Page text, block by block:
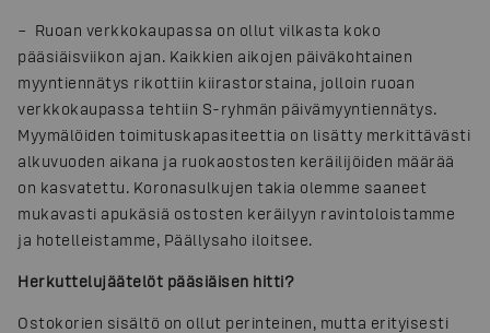
– Ruoan verkkokaupassa on ollut vilkasta koko
pääsiäisviikon ajan. Kaikkien aikojen päiväkohtainen
myyntiennätys rikottiin kiirastorstaina, jolloin ruoan
verkkokaupassa tehtiin S-ryhmän päivämyyntiennätys.
Myymälöiden toimituskapasiteettia on lisätty merkittävästi
alkuvuoden aikana ja ruokaostosten keräilijöiden määrää
on kasvatettu. Koronasulkujen takia olemme saaneet
mukavasti apukäsiä ostosten keräilyyn ravintoloistamme
ja hotelleistamme, Päällysaho iloitsee.
Herkuttelujäätelöt pääsiäisen hitti?
Ostokorien sisältö on ollut perinteinen, mutta erityisesti